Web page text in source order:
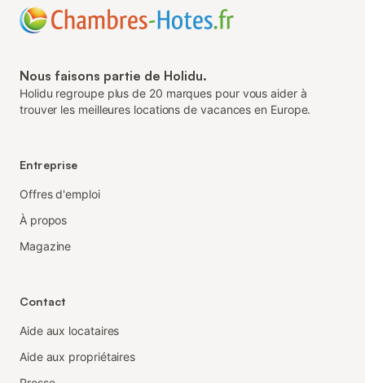
Nous faisons partie de Holidu.
Holidu regroupe plus de 20 marques pour vous aider à
trouver les meilleures locations de vacances en Europe.
Entreprise
Offres d'emploi
À propos
Magazine
Contact
Aide aux locataires
Aide aux propriétaires